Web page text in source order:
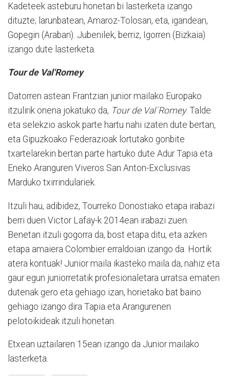
Kadeteek asteburu honetan bi lasterketa izango
dituzte; larunbatean, Amaroz-Tolosan, eta, igandean,
Gopegin (Araban). Jubenilek, berriz, Igorren (Bizkaia)
izango dute lasterketa.
Tour de Val'Romey
Datorren astean Frantzian junior mailako Europako
itzulirik onena jokatuko da, Tour de Val´Romey. Talde
eta selekzio askok parte hartu nahi izaten dute bertan,
eta Gipuzkoako Federazioak lortutako gonbite
txartelarekin bertan parte hartuko dute Adur Tapia eta
Eneko Aranguren Viveros San Anton-Exclusivas
Marduko txirrindulariek.
Itzuli hau, adibidez, Tourreko Donostiako etapa irabazi
berri duen Victor Lafay-k 2014ean irabazi zuen.
Benetan itzuli gogorra da, bost etapa ditu, eta azken
etapa amaiera Colombier erraldoian izango da. Hortik
atera kontuak! Junior maila ikasteko maila da, nahiz eta
gaur egun juniorretatik profesionaletara urratsa ematen
dutenak gero eta gehiago izan, horietako bat baino
gehiago izango dira Tapia eta Arangurenen
pelotoikideak itzuli honetan.
Etxean uztailaren 15ean izango da Junior mailako
lasterketa.